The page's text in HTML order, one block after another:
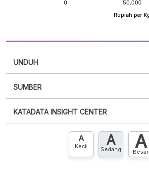
UNDUH
XLS
SUMBER
punya akun?Silakan Daftar sekarang
KATADATA INSIGHT CENTER
Hubungi sekarang »
A
Kecil A
Sedang A
Besar